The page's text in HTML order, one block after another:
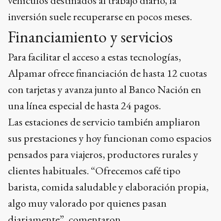
inversión suele recuperarse en pocos meses.
Financiamiento y servicios
Para facilitar el acceso a estas tecnologías,
Alpamar ofrece financiación de hasta 12 cuotas
con tarjetas y avanza junto al Banco Nación en
una línea especial de hasta 24 pagos.
Las estaciones de servicio también ampliaron
sus prestaciones y hoy funcionan como espacios
pensados para viajeros, productores rurales y
clientes habituales. “Ofrecemos café tipo
barista, comida saludable y elaboración propia,
algo muy valorado por quienes pasan